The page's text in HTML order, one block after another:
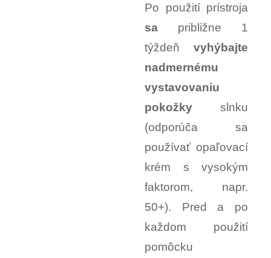
Po použití prístroja
sa približne 1
týždeň vyhýbajte
nadmernému
vystavovaniu
pokožky slnku
(odporúča sa
používať opaľovací
krém s vysokým
faktorom, napr.
50+). Pred a po
každom použití
pomôcku